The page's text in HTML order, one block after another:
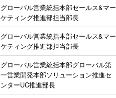
グローバル営業統括本部セールス&マー
ケティング推進部担当部長
グローバル営業統括本部セールス&マー
ケティング推進部担当部長
グローバル営業統括本部グローバル第
一営業開発本部ソリューション推進セ
ンターUC推進部長